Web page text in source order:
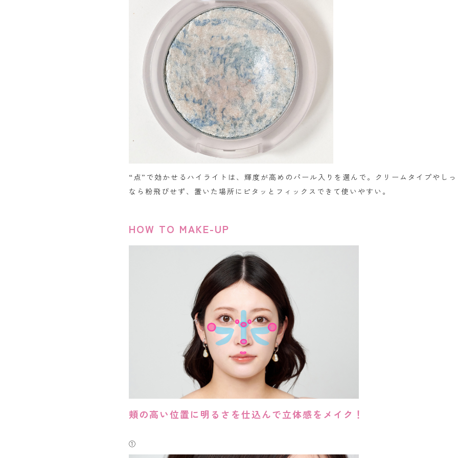
“点”で効かせるハイライトは、輝度が高めのパール入りを選んで。クリームタイプやし
なら粉飛びせず、置いた場所にピタッとフィックスできて使いやすい。
HOW TO MAKE-UP
頬の高い位置に明るさを仕込んで立体感をメイク！
①